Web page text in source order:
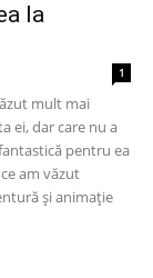
la
1
mult mai
ei, dar care nu a
pentru ea
am văzut
și animație